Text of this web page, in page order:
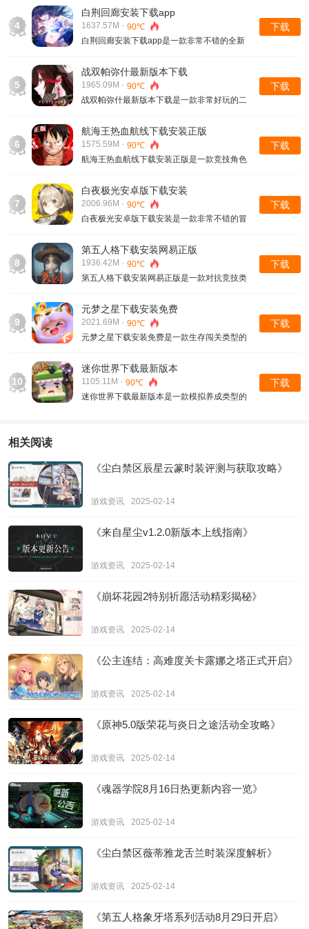
4
白荆回廊安装下载app
1637.57M · 90℃
白荆回廊安装下载app是一款非常不错的全新
随时沉浸式体验的，游戏中的冒险和不同的精
彩感受也都是可以获取模式战斗玩法的，里面
的游戏角色冒险战斗也都是可以带来全新的体
下载
5
战双帕弥什最新版本下载
1965.09M · 90℃
战双帕弥什最新版本下载是一款非常好玩的二
的玩法内容也可以沉浸式体验，各种游戏内容
和场景画面也都是非常唯美的，里面的游戏炫
酷的玩法和不同的战斗冒险内容也都是非常刺
下载
6
航海王热血航线下载安装正版
1575.59M · 90℃
航海王热血航线下载安装正版是一款竞技角色
不同场景也都是非常有趣的，里面的游戏角色
技能也都是可以随时来进行提升的，各种的游
戏冒险体验和各种的竞技场景都是非常刺激
下载
7
白夜极光安卓版下载安装
2006.96M · 90℃
白夜极光安卓版下载安装是一款非常不错的冒
冒险也等着大家解锁的，不同的美少女角色也
搭配不同的技能属性来进行战斗的，提升战斗
能力的方式也都是可以开启冒险搭配内容的，
下载
8
第五人格下载安装网易正版
1936.42M · 90℃
第五人格下载安装网易正版是一款对抗竞技类
内容也都是非常精彩的，随时可以选择不同的
角色来进行闯关冒险的，里面的游戏对抗和不
同的最新道具搭配冒险起来的
下载
9
元梦之星下载安装免费
2021.69M · 90℃
元梦之星下载安装免费是一款生存闯关类型的
险道具也可以随时来进行战斗的，更新享受闯
关冒险关卡也都是可以随时来进行兑换的，更
多的技能和攻击方式也随时可以对战趣味体验
下载
10
迷你世界下载最新版本
1105.11M · 90℃
迷你世界下载最新版本是一款模拟养成类型的
也都是非常丰富的，
下载
相关阅读
《尘白禁区辰星云篆时装评测与获取攻略》
游戏资讯 2025-02-14
《来自星尘v1.2.0新版本上线指南》
游戏资讯 2025-02-14
《崩坏花园2特别祈愿活动精彩揭秘》
游戏资讯 2025-02-14
《公主连结：高难度关卡露娜之塔正式开启》
游戏资讯 2025-02-14
《原神5.0版荣花与炎日之途活动全攻略》
游戏资讯 2025-02-14
《魂器学院8月16日热更新内容一览》
游戏资讯 2025-02-14
《尘白禁区薇蒂雅龙舌兰时装深度解析》
游戏资讯 2025-02-14
《第五人格象牙塔系列活动8月29日开启》